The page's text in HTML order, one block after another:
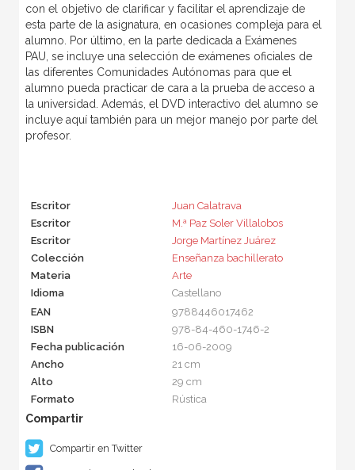
con el objetivo de clarificar y facilitar el aprendizaje de
esta parte de la asignatura, en ocasiones compleja para el
alumno. Por último, en la parte dedicada a Exámenes
PAU, se incluye una selección de exámenes oficiales de
las diferentes Comunidades Autónomas para que el
alumno pueda practicar de cara a la prueba de acceso a
la universidad. Además, el DVD interactivo del alumno se
incluye aquí también para un mejor manejo por parte del
profesor.
Escritor
Juan Calatrava
Escritor
M.ª Paz Soler Villalobos
Escritor
Jorge Martínez Juárez
Colección
Enseñanza bachillerato
Materia
Arte
Idioma
Castellano
EAN
9788446017462
ISBN
978-84-460-1746-2
Fecha publicación
16-06-2009
Ancho
21 cm
Alto
29 cm
Formato
Rústica
Compartir en Twitter